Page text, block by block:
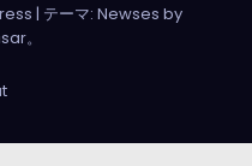
| テーマ: Newses by
。